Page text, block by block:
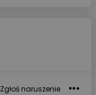
Zgłoś naruszenie